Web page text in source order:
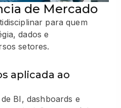
de Mercado
para quem
dados e
setores.
aplicada ao
BI, dashboards e